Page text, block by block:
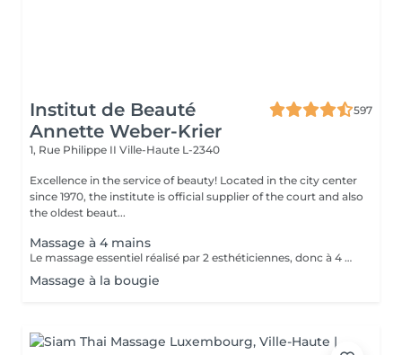
Institut de Beauté
Annette Weber-Krier
597
1, Rue Philippe II Ville-Haute L-2340
Excellence in the service of beauty! Located in the city center
since 1970, the institute is official supplier of the court and also
the oldest beaut...
Massage à 4 mains
Le massage essentiel réalisé par 2 esthéticiennes, donc à 4 mains est un massage du corps complet aux huiles essentielles, qui apporte une profonde relaxation. C'est une technique favorisant la circulation énergétique et qui réactive le métabolisme. C'est un massage où on retrouve le plaisir de donner et de recevoir. En fait c'est un mélange de différentes techniques : californienne, quant au rythme, la fluidité, manoeuvres enveloppantes, et suédoise, travail précis sur les différentes parties du corps.
Massage à la bougie